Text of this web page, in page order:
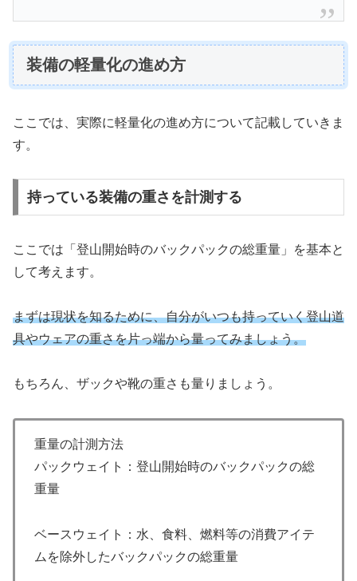
装備の軽量化の進め方
ここでは、実際に軽量化の進め方について記載していきま
す。
持っている装備の重さを計測する
ここでは「登山開始時のバックパックの総重量」を基本と
して考えます。
まずは現状を知るために、自分がいつも持っていく登山道
具やウェアの重さを片っ端から量ってみましょう。
もちろん、ザックや靴の重さも量りましょう。
重量の計測方法
パックウェイト：登山開始時のバックパックの総
重量
ベースウェイト：水、食料、燃料等の消費アイテ
ムを除外したバックパックの総重量